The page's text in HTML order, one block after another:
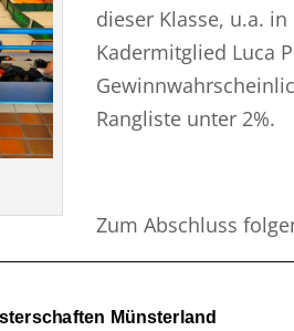
dieser Klasse, u.a.
Kadermitglied Luca
Rangliste unter 2%.
Zum Abschluss